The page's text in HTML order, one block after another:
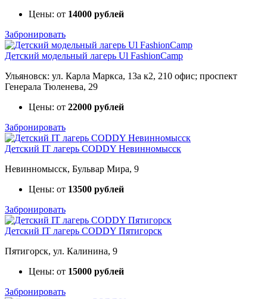
Цены: от 14000 рублей
Забронировать
Детский модельный лагерь Ul FashionCamp
Ульяновск: ул. Карла Маркса, 13а к2, 210 офис; проспект
Генерала Тюленева, 29
Цены: от 22000 рублей
Забронировать
Детский IT лагерь CODDY Невинномысск
Невинномысск, Бульвар Мира, 9
Цены: от 13500 рублей
Забронировать
Детский IT лагерь CODDY Пятигорск
Пятигорск, ул. Калинина, 9
Цены: от 15000 рублей
Забронировать